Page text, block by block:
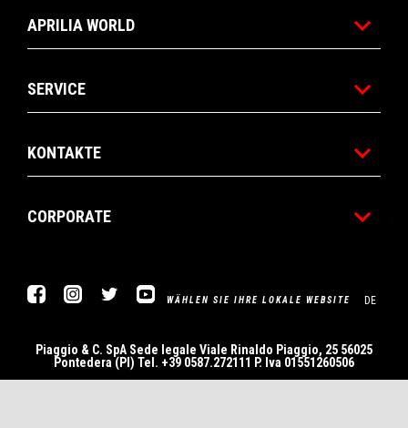
APRILIA WORLD
SERVICE
KONTAKTE
CORPORATE
FacebookInstagram
Twitter YouTube
WÄHLEN SIE IHRE LOKALE WEBSITE DE
Piaggio & C. SpA Sede legale Viale Rinaldo Piaggio, 25 56025
Pontedera (PI) Tel. +39 0587.272111 P. Iva 01551260506